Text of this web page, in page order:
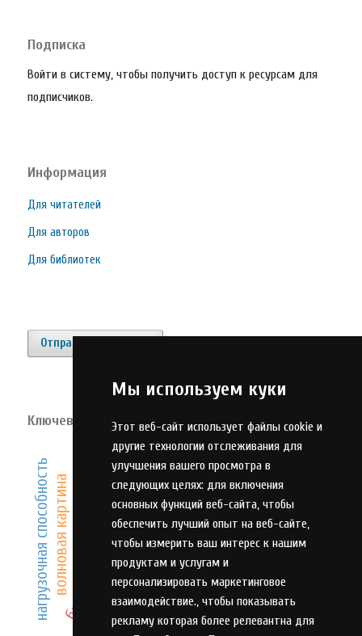
Мы используем куки
Этот веб-сайт использует файлы cookie и
другие технологии отслеживания для
улучшения вашего просмотра в
следующих целях: для включения
основных функций веб-сайта, чтобы
обеспечить лучший опыт на веб-сайте,
чтобы измерить ваш интерес к нашим
продуктам и услугам и
персонализировать маркетинговое
взаимодействие., чтобы показывать
рекламу которая более релевантна для
Подписка
Войти в систему, чтобы получить доступ к ресурсам для
подписчиков.
Информация
Для читателей
Для авторов
Для библиотек
Отправить материал
Ключевые слова
автоматизацияоптимизация
идентификация
ветротурбина управление
модель
погрешность
база данных эффективность
волновая картина алгоритм
анализ
прочность
нагрузочная способность мониторинг